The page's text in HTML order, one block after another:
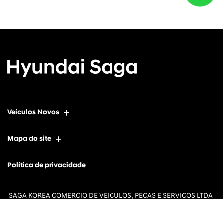
Veículos Novos
Mapa do site
Política de privacidade
SAGA KOREA COMERCIO DE VEICULOS, PECAS E SERVICOS LTDA